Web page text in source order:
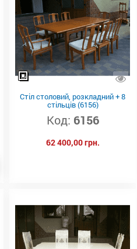
Стіл столовий, розкладний + 8
стільців (6156)
Код: 6156
62 400,00 грн.